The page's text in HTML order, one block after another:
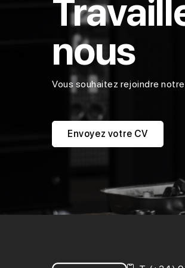
nous
Vous souhaitez rejoindre
Envoyez votre CV